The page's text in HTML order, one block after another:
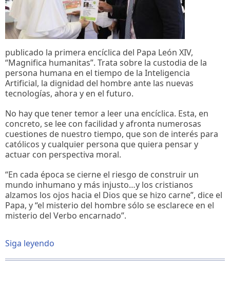
publicado la primera encíclica del Papa León XIV,
“Magnifica humanitas”. Trata sobre la custodia de la
persona humana en el tiempo de la Inteligencia
Artificial, la dignidad del hombre ante las nuevas
tecnologías, ahora y en el futuro.
No hay que tener temor a leer una encíclica. Esta, en
concreto, se lee con facilidad y afronta numerosas
cuestiones de nuestro tiempo, que son de interés para
católicos y cualquier persona que quiera pensar y
actuar con perspectiva moral.
“En cada época se cierne el riesgo de construir un
mundo inhumano y más injusto…y los cristianos
alzamos los ojos hacia el Dios que se hizo carne”, dice el
Papa, y “el misterio del hombre sólo se esclarece en el
misterio del Verbo encarnado”.
Siga leyendo
esclavitudes